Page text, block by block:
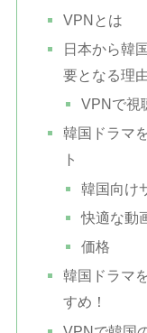
VPNとは
日本から韓
要となる理
VPNで視
韓国ドラマ
ト
韓国向け
快適な動
価格
韓国ドラマ
すめ！